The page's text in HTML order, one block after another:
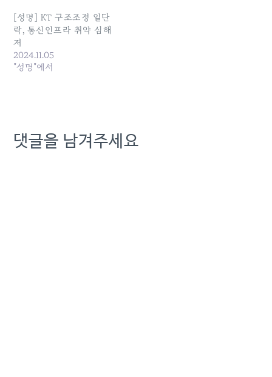
[성명] KT 구조조정 일단
락, 통신인프라 취약 심해
져
2024.11.05
"성명"에서
댓글을 남겨주세요